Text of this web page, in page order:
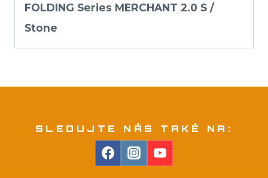
FOLDING Series MERCHANT 2.0 S /
Stone
SLEDUJTE NÁS TAKÉ NA: